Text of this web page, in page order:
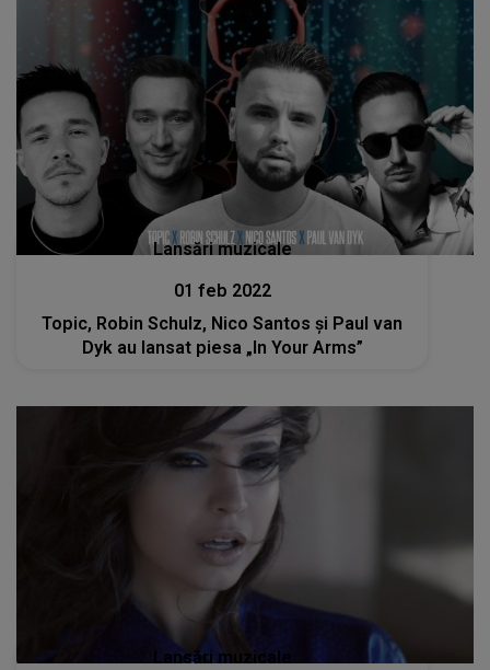
Lansări muzicale
01 feb 2022
Topic, Robin Schulz, Nico Santos și Paul van
Dyk au lansat piesa „In Your Arms”
Lansări muzicale